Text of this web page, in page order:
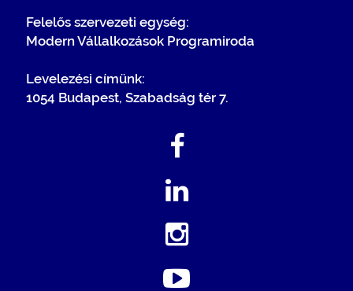
Felelős szervezeti egység:
Modern Vállalkozások Programiroda
Levelezési címünk:
1054 Budapest, Szabadság tér 7.